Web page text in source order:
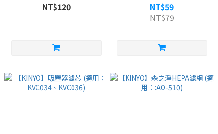
NT$120
NT$59
NT$79